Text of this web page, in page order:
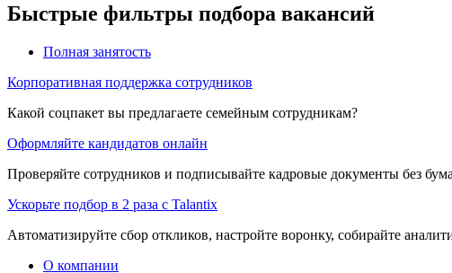
Быстрые фильтры подбора вакансий
Полная занятость
Корпоративная поддержка сотрудников
Какой соцпакет вы предлагаете семейным сотрудникам?
Оформляйте кандидатов онлайн
Проверяйте сотрудников и подписывайте кадровые документы без
Ускорьте подбор в 2 раза с Talantix
Автоматизируйте сбор откликов, настройте воронку, собирайте
О компании